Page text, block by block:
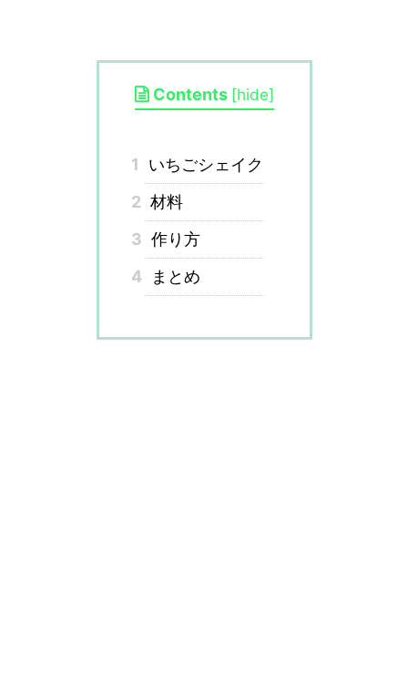
Contents [hide]
1
いちごシェイク
2 材料
3 作り方
4
まとめ